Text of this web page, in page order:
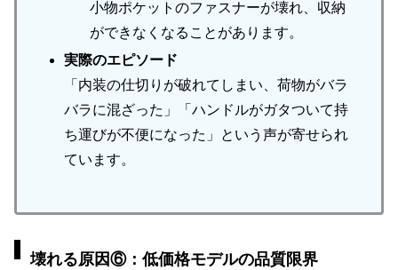
小物ポケットのファスナーが壊れ、収納
ができなくなることがあります。
実際のエピソード
「内装の仕切りが破れてしまい、荷物がバラ
バラに混ざった」「ハンドルがガタついて持
ち運びが不便になった」という声が寄せられ
ています。
壊れる原因⑥：低価格モデルの品質限界